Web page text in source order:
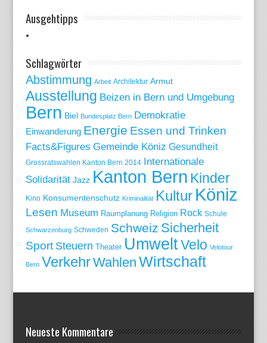
Ausgehtipps
Schlagwörter
Abstimmung Arbeit Architektur Armut
Ausstellung Beizen in Bern und Umgebung
Bern Biel Bundesplatz Bern Demokratie
Einwanderung Energie Essen und Trinken
Facts&Figures Gemeinde Köniz Gesundheit
Grossratswahlen Kanton Bern 2014
Internationale
Solidarität Jazz Kanton Bern Kinder
Kino Konsumentenschutz Kriminalität Kultur Köniz
Lesen Museum Raumplanung Religion Rock Schule
Schwarzenburg Schweden Schweiz Sicherheit
Sport Steuern Theater UmweltVelo Velotour
Bern VerkehrWahlen Wirtschaft
Neueste Kommentare